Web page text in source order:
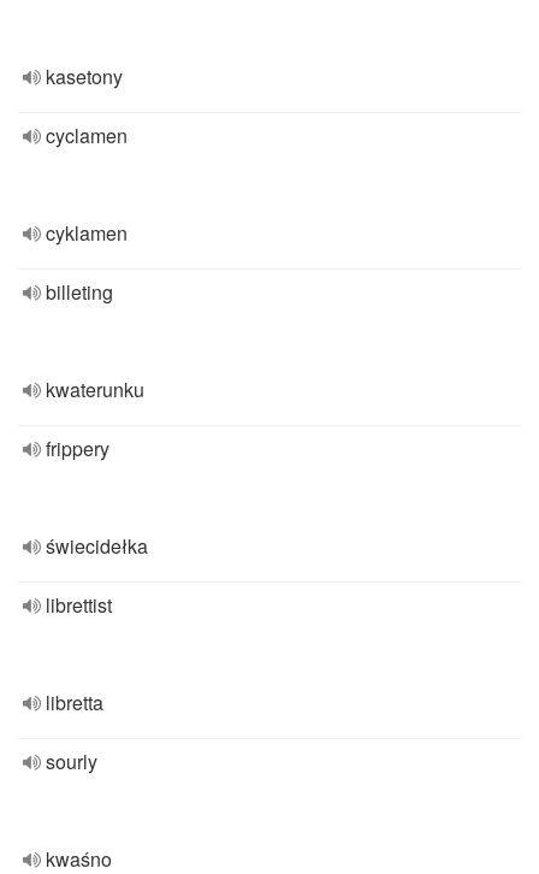
kasetony
cyclamen
cyklamen
billeting
kwaterunku
frippery
świecidełka
librettist
libretta
sourly
kwaśno